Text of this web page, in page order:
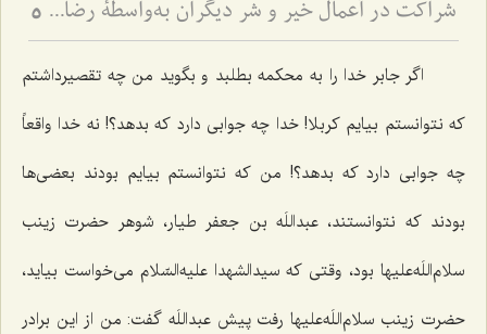
شراکت در أعمال خیر و شر دیگران به‌واسطۀ رضایت از آن عمل 5
اگر جابر خدا را به محکمه بطلبد و بگوید من چه تقصیرداشتم
که نتوانستم بیایم کربلا! خدا چه جوابی دارد که بدهد؟! نه خدا واقعاً
چه جوابی دارد که بدهد؟! من که نتوانستم بیایم بودند بعضی‌ها
بودند که نتوانستند، عبداللَه بن جعفر طیار، شوهر حضرت زینب
سلام‌اللَه‌علیها بود، وقتی که سیدالشهدا علیه‌السّلام می‌خواست بیاید،
حضرت زینب سلام‌اللَه‌علیها رفت پیش عبداللَه گفت: من از این برادر